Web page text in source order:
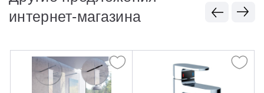
интернет-магазина